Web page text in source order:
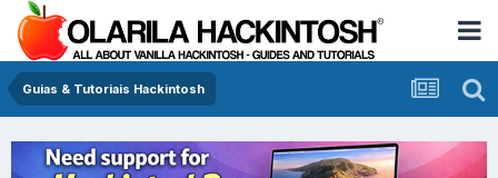
Guias & Tutoriais Hackintosh